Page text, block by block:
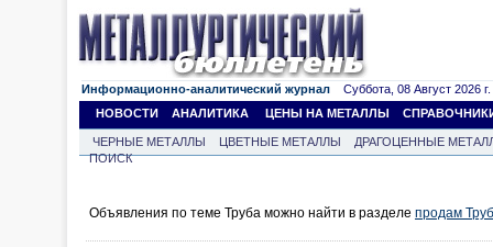
Информационно-аналитический журнал Суббота, 08 Август 2026 г.
НОВОСТИ
АНАЛИТИКА ЦЕНЫ НА МЕТАЛЛЫ
ЧЕРНЫЕ МЕТАЛЛЫ ЦВЕТНЫЕ МЕТАЛЛЫ
ДРАГОЦЕННЫЕ
ПОИСК
Объявления по теме Труба можно найти в разделе продам